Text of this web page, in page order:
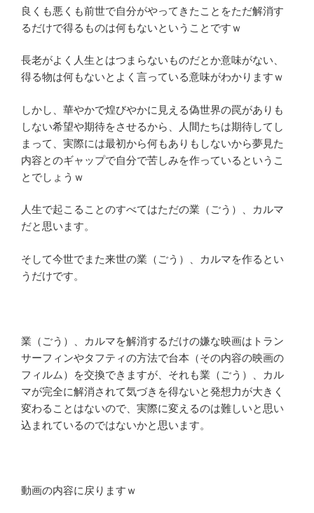
良くも悪くも前世で自分がやってきたことをただ解消す
るだけで得るものは何もないということですｗ
長老がよく人生とはつまらないものだとか意味がない、
得る物は何もないとよく言っている意味がわかりますｗ
しかし、華やかで煌びやかに見える偽世界の罠がありも
しない希望や期待をさせるから、人間たちは期待してし
まって、実際には最初から何もありもしないから夢見た
内容とのギャップで自分で苦しみを作っているというこ
とでしょうｗ
人生で起こることのすべてはただの業（ごう）、カルマ
だと思います。
そして今世でまた来世の業（ごう）、カルマを作るとい
うだけです。
業（ごう）、カルマを解消するだけの嫌な映画はトラン
サーフィンやタフティの方法で台本（その内容の映画の
フィルム）を交換できますが、それも業（ごう）、カル
マが完全に解消されて気づきを得ないと発想力が大きく
変わることはないので、実際に変えるのは難しいと思い
込まれているのではないかと思います。
動画の内容に戻りますｗ